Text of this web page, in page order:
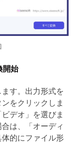
開始
す。出力形式を
をクリックしま
デオ」を選びま
は、「オーディ
的にファイル形